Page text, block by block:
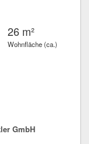
26 m²
Wohnfläche (ca.)
GmbH